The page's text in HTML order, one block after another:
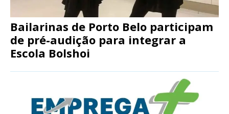
Bailarinas de Porto Belo participam
de pré-audição para integrar a
Escola Bolshoi